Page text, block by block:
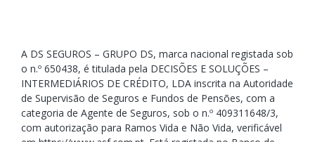
A DS SEGUROS – GRUPO DS, marca nacional registada sob
o n.º 650438, é titulada pela DECISÕES E SOLUÇÕES –
INTERMEDIÁRIOS DE CRÉDITO, LDA inscrita na Autoridade
de Supervisão de Seguros e Fundos de Pensões, com a
categoria de Agente de Seguros, sob o n.º 409311648/3,
com autorização para Ramos Vida e Não Vida, verificável